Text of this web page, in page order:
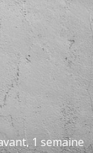
1 semaine